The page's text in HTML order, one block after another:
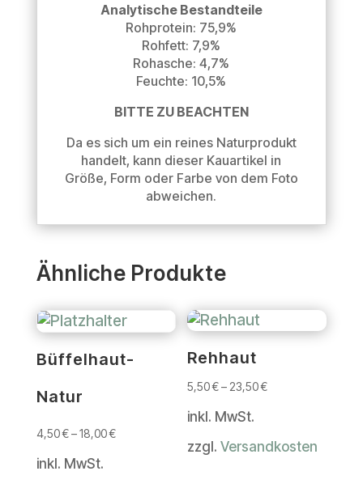
Analytische Bestandteile
Rohprotein: 75,9%
Rohfett: 7,9%
Rohasche: 4,7%
Feuchte: 10,5%
BITTE ZU BEACHTEN
Da es sich um ein reines Naturprodukt
handelt, kann dieser Kauartikel in
Größe, Form oder Farbe von dem Foto
abweichen.
Ähnliche Produkte
Büffelhaut-
Natur
4,50€–18,00€
inkl. MwSt.
Rehhaut
5,50€– 23,50€
inkl. MwSt.
zzgl.Versandkosten